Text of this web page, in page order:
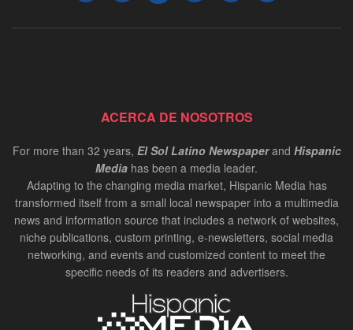
ACERCA DE NOSOTROS
For more than 32 years, El Sol Latino Newspaperand Hispanic
Media has been a media leader.
Adapting to the changing media market, Hispanic Media has
transformed itself from a small local newspaper into a multimedia
news and information source that includes a network of websites,
niche publications, custom printing, e-newsletters, social media
networking, and events and customized content to meet the
specific needs of its readers and advertisers.